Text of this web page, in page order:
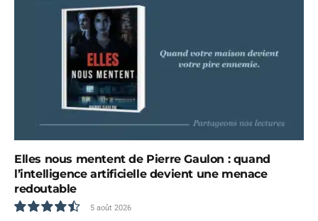
Elles nous mentent de Pierre Gaulon : quand
l’intelligence artificielle devient une menace
redoutable
5 août 2026